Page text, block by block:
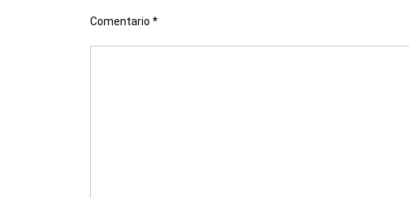
Comentario *